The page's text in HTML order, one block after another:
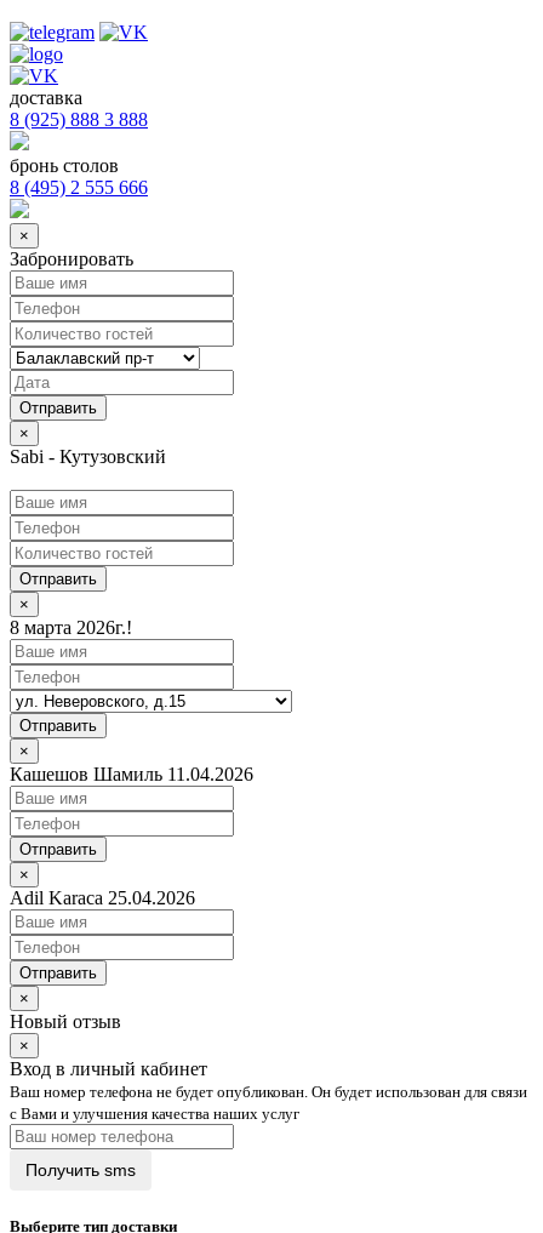
доставка
8 (925) 888 3 888
бронь столов
8 (495) 2 555 666
×
Забронировать
×
Sabi - Кутузовский
Отправить
×
8 марта 2026г.!
Отправить
×
Кашешов Шамиль 11.04.2026
Отправить
×
Adil Karaca 25.04.2026
Отправить
×
Новый отзыв
×
Вход в личный кабинет
Ваш номер телефона не будет опубликован. Он будет использован для связи
с Вами и улучшения качества наших услуг
Выберите тип доставки